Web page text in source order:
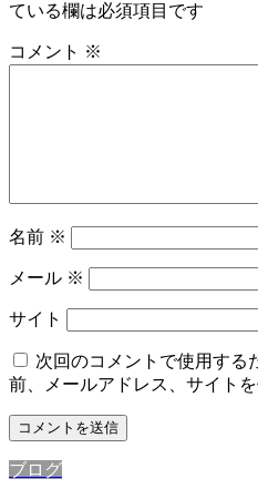
ている欄は必須項目です
コメント ※
名前 ※
メール ※
サイト
次回のコメントで使用する
前、メールアドレス、サイトを
ブログ